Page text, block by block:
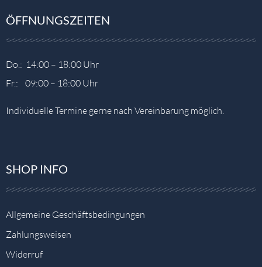
ÖFFNUNGSZEITEN
Do.: 14:00 – 18:00 Uhr
Fr.: 09:00 – 18:00 Uhr
Individuelle Termine gerne nach Vereinbarung möglich.
SHOP INFO
Allgemeine Geschäftsbedingungen
Zahlungsweisen
Widerruf